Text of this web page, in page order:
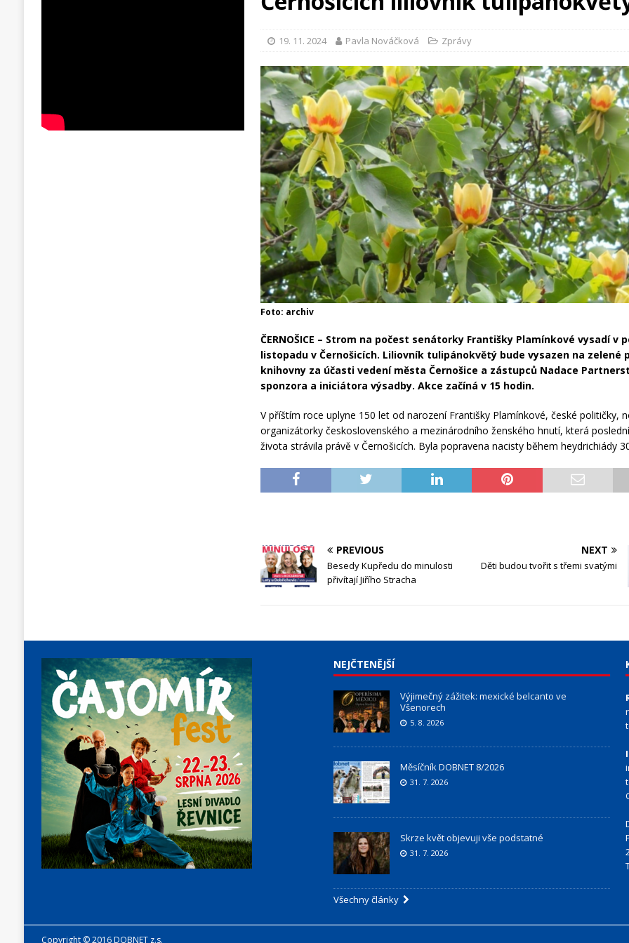
19. 11. 2024 Pavla Nováčková Zprávy
Foto: archiv
ČERNOŠICE – Strom na počest senátorky Františky Plamínkové vysadí v
listopadu v Černošicích. Liliovník tulipánokvětý bude vysazen na zelené
knihovny za účasti vedení města Černošice a zástupců Nadace
sponzora a iniciátora výsadby. Akce začíná v 15 hodin.
V příštím roce uplyne 150 let od narození Františky Plamínkové, české političky,
organizátorky československého a mezinárodního ženského hnutí, která
života strávila právě v Černošicích. Byla popravena nacisty během heydrichiády
PREVIOUS
Besedy Kupředu do minulosti
přivítají Jiřího Stracha
NEXT
Děti budou tvořit s třemi svatými
NEJČTENĚJŠÍ
Výjimečný zážitek: mexické belcanto ve
Všenorech
5. 8. 2026
Měsíčník DOBNET 8/2026
31. 7. 2026
Skrze květ objevuji vše podstatné
31. 7. 2026
Všechny články
Copyright © 2016 DOBNET z.s.